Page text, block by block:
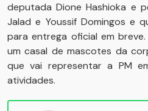
deputada Dione Hashioka e
Jalad e Youssif Domingos e
para entrega oficial em
um casal de mascotes da
que vai representar a PM
atividades.